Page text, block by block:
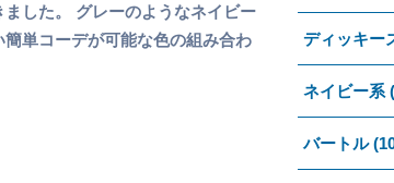
した。 グレーのようなネイビー
単コーデが可能な色の組み合わ
ディッキー
ネイビー系
バートル